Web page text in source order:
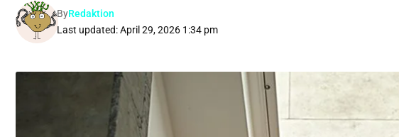
Last updated: April 29, 2026 1:34 pm
ByRedaktion